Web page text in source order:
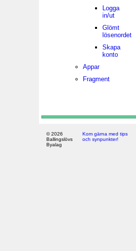
Logga
in/ut
Glömt
lösenordet
Skapa
konto
Appar
Fragment
© 2026
Ballingslövs
Byalag
Kom gärna med tips
och synpunkter!